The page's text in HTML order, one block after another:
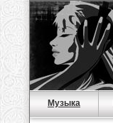
Музыка